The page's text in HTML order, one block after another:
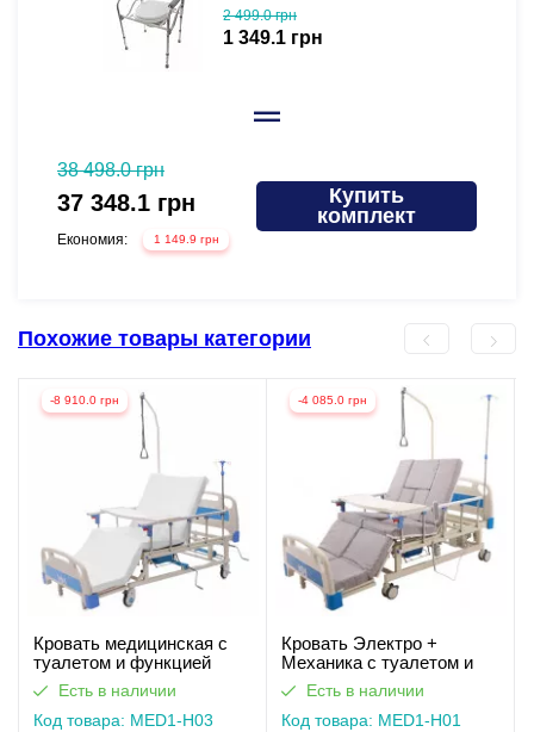
2 499.0 грн
1 349.1 грн
38 498.0 грн
37 348.1 грн
Економия: 1 149.9 грн
Купить
комплект
Похожие товары категории
-8 910.0 грн
Кровать медицинская с
туалетом и функцией
бокового переворота для
тяжелобольных
(видеообзор)
Есть в наличии
Код товара: MED1-H03
-4 085.0 грн
Кровать Электро +
Механика с туалетом и
функцией бокового
переворота для
тяжелобольных. Работает
Есть в наличии
Код товара: MED1-H01